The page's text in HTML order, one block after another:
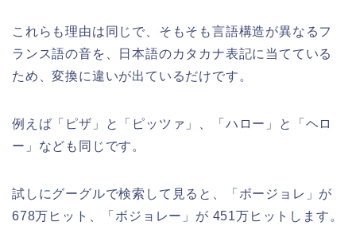
これらも理由は同じで、そもそも言語構造が異なるフ
ランス語の音を、日本語のカタカナ表記に当てている
ため、変換に違いが出ているだけです。
例えば「ピザ」と「ピッツァ」、「ハロー」と「ヘロ
ー」なども同じです。
試しにグーグルで検索して見ると、「ボージョレ」が
678万ヒット、「ボジョレー」が 451万ヒットします。